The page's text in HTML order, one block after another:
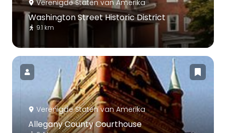
Verenigde Staten van Amerika
Washington Street Historic District
9.1 km
Verenigde Staten van Amerika
Allegany County Courthouse